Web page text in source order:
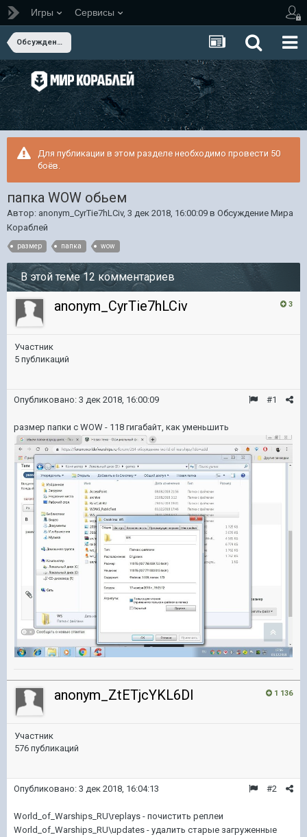
Игры Сервисы
Обсуждение Мира Кораблей
Для публикации в этом разделе необходимо провести 50
боёв.
папка WOW обьем
Автор: anonym_CyrTie7hLCiv, 3 дек 2018, 16:00:09 в Обсуждение Мира
Кораблей
размер папка wow
В этой теме 12 комментариев
3
anonym_CyrTie7hLCiv
Участник
5 публикаций
#1
Опубликовано: 3 дек 2018, 16:00:09
размер папки с WOW - 118 гигабайт, как уменьшить
1 136
anonym_ZtETjcYKL6DI
Участник
576 публикаций
#2
Опубликовано: 3 дек 2018, 16:04:13
World_of_Warships_RU\replays - почистить реплеи
World_of_Warships_RU\updates - удалить старые загруженные